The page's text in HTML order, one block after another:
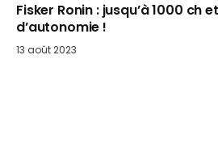
Fisker Ronin : jusqu’à 1000 ch
d’autonomie !
13 août 2023